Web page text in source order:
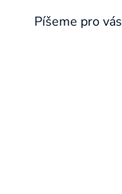
Píšeme pro vás